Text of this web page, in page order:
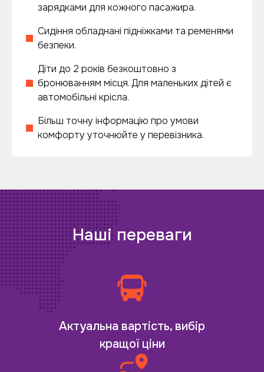
зарядками для кожного пасажира.
Сидіння обладнані підніжками та ременями
безпеки.
Діти до 2 років безкоштовно з
бронюванням місця. Для маленьких дітей є
автомобільні крісла.
Більш точну інформацію про умови
комфорту уточнюйте у перевізника.
Наші переваги
Актуальна вартість, вибір
кращої ціни